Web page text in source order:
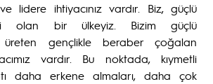
lidere ihtiyacınız vardır. Biz, güçlü
olan bir ülkeyiz. Bizim güçlü
üreten gençlikle beraber çoğalan
vardır. Bu noktada, kıymetli
daha erkene almaları, daha çok